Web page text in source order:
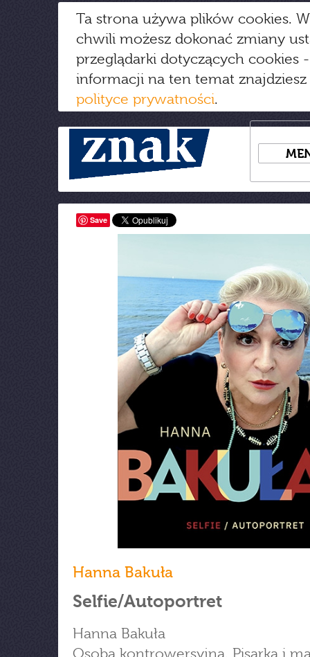
Ta strona używa plików cookies.
chwili możesz dokonać zmiany
przeglądarki dotyczących cookies
informacji na ten temat
polityce prywatności.
Save
Hanna Bakuła
Selfie/Autoportret
Hanna Bakuła
Osoba kontrowersyjna. Pisarka i